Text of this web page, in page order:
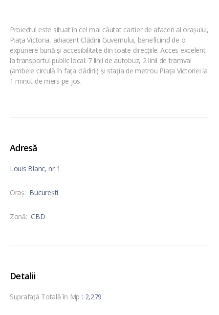
Proiectul este situat în cel mai căutat cartier de afaceri al orașului,
Piața Victoria, adiacent Clădirii Guvernului, beneficiind de o
expunere bună și accesibilitate din toate direcțiile. Acces excelent
la transportul public local: 7 linii de autobuz, 2 linii de tramvai
(ambele circulă în fața clădirii) și stația de metrou Piața Victoriei la
1 minut de mers pe jos.
Adresă
Louis Blanc, nr 1
Oraş: București
Zonă: CBD
Detalii
Suprafață Totală în Mp : 2,279